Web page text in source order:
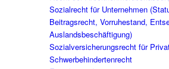
Sozialrecht für Unternehmen
Beitragsrecht, Vorruhestand,
Auslandsbeschäftigung)
Sozialversicherungsrecht für
Schwerbehindertenrecht